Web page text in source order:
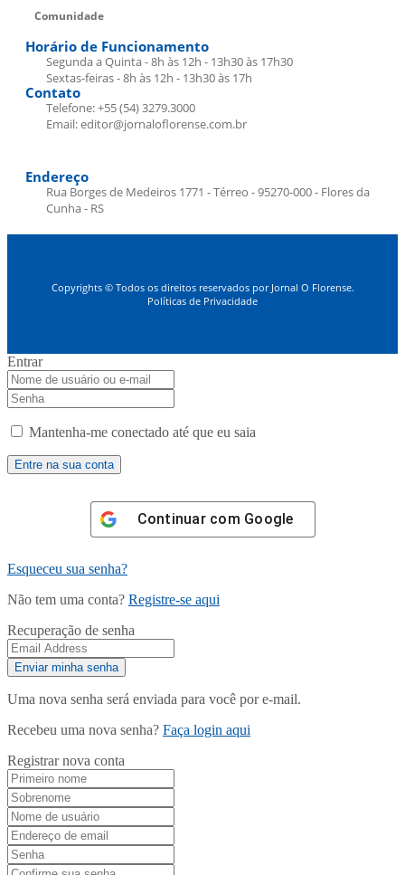
Comunidade
Horário de Funcionamento
Segunda a Quinta - 8h às 12h - 13h30 às 17h30
Sextas-feiras - 8h às 12h - 13h30 às 17h
Contato
Telefone: +55 (54) 3279.3000
Email: editor@jornaloflorense.com.br
Endereço
Rua Borges de Medeiros 1771 - Térreo - 95270-000 - Flores da
Cunha - RS
Copyrights © Todos os direitos reservados por Jornal O Florense.
Políticas de Privacidade
Entrar
Mantenha-me conectado até que eu saia
Continuar com Google
Esqueceu sua senha?
Não tem uma conta? Registre-se aqui
Recuperação de senha
Uma nova senha será enviada para você por e-mail.
Recebeu uma nova senha? Faça login aqui
Registrar nova conta